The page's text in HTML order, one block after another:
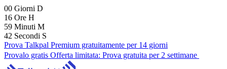
00 Giorni D
16 Ore H
59 Minuti M
40 Secondi S
Prova Talkpal Premium gratuitamente per 14 giorni
Provalo gratis Offerta limitata: Prova gratuita per 2 settimane